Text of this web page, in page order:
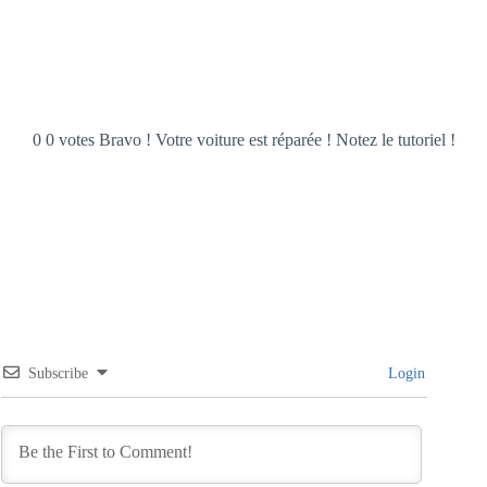
0 0 votes Bravo ! Votre voiture est réparée ! Notez le tutoriel !
Subscribe Login